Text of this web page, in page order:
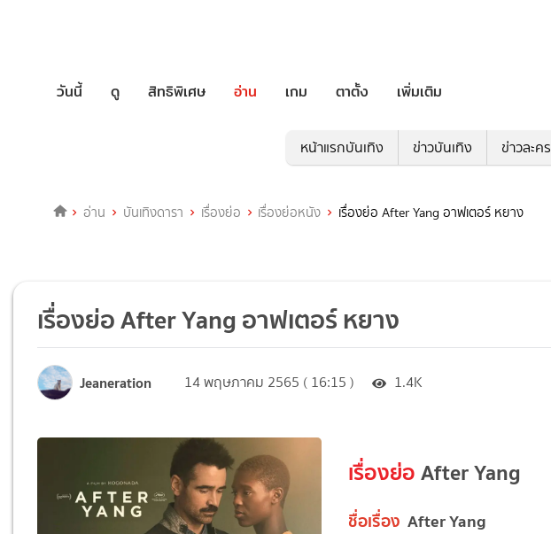
วันนี้ ดู สิทธิพิเศษ อ่าน เกม ตาตั้ง เพิ่มเติม
หน้าแรกบันเทิง ข่าวบันเทิง ข่าวละคร
อ่าน บันเทิงดารา เรื่องย่อ เรื่องย่อหนัง เรื่องย่อ After Yang อาฟเตอร์ หยาง
เรื่องย่อ After Yang อาฟเตอร์ หยาง
Jeaneration 14 พฤษภาคม 2565 ( 16:15 ) 1.4K
เรื่องย่อAfter Yang
ชื่อเรื่อง After Yang